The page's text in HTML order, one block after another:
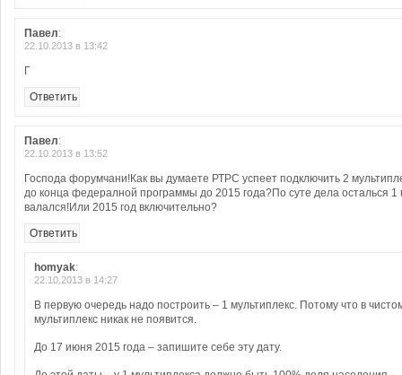
Павел:
22.10.2013 в 13:42
Г
Ответить
Павел:
22.10.2013 в 13:52
Господа форумчани!Как вы думаете РТРС успеет подключить 2
до конца федералной программы до 2015 года?По суте дела осталься 1
валался!Или 2015 год включительно?
Ответить
homyak:
22.10.2013 в 14:27
В первую очередь надо построить – 1 мультиплекс. Потому что в
мультиплекс никак не появится.
До 17 июня 2015 года – запишите себе эту дату.